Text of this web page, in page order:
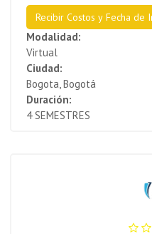
Recibir Costos y Fecha de
Modalidad:
Virtual
Ciudad:
Bogota, Bogotá
Duración:
4 SEMESTRES